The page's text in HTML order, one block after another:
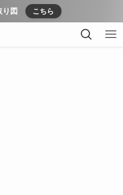
り図 こちら